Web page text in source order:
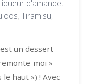
d'amande,
, Tiramisu,
un dessert
moi »
haut ») ! Avec